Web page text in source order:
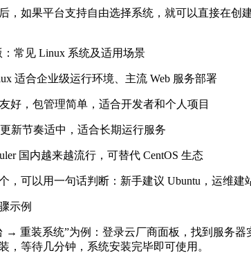
如果平台支持自由选择系统，就可以直接在创
常见 Linux 系统及适用场景
适合企业级运行环境、主流 Web 服务部署
，包管理简单，适合开发者和个人项目
节奏适中，适合长期运行服务
国内越来越流行，可替代 CentOS 生态
以用一句话判断：新手建议 Ubuntu，运维建站
示例
装系统”为例：登录云厂商面板，找到服务器
，等待几分钟，系统安装完毕即可使用。